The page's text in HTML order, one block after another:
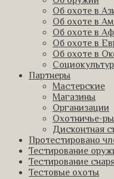
Об охоте в
Об охоте в
Об охоте в
Об охоте в
Об охоте в
Партнеры
Мастерские
Магазины
Организации
Охотничье-
Дисконтная
Протестировано
Тестирование
Тестирование
Тестовые охоты